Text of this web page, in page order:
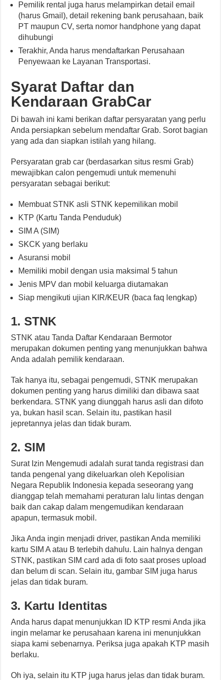
Pemilik rental juga harus melampirkan detail email
(harus Gmail), detail rekening bank perusahaan, baik
PT maupun CV, serta nomor handphone yang dapat
dihubungi
Terakhir, Anda harus mendaftarkan Perusahaan
Penyewaan ke Layanan Transportasi.
Syarat Daftar dan
Kendaraan GrabCar
Di bawah ini kami berikan daftar persyaratan yang perlu
Anda persiapkan sebelum mendaftar Grab. Sorot bagian
yang ada dan siapkan istilah yang hilang.
Persyaratan grab car (berdasarkan situs resmi Grab)
mewajibkan calon pengemudi untuk memenuhi
persyaratan sebagai berikut:
Membuat STNK asli STNK kepemilikan mobil
KTP (Kartu Tanda Penduduk)
SIM A (SIM)
SKCK yang berlaku
Asuransi mobil
Memiliki mobil dengan usia maksimal 5 tahun
Jenis MPV dan mobil keluarga diutamakan
Siap mengikuti ujian KIR/KEUR (baca faq lengkap)
1. STNK
STNK atau Tanda Daftar Kendaraan Bermotor
merupakan dokumen penting yang menunjukkan bahwa
Anda adalah pemilik kendaraan.
Tak hanya itu, sebagai pengemudi, STNK merupakan
dokumen penting yang harus dimiliki dan dibawa saat
berkendara. STNK yang diunggah harus asli dan difoto
ya, bukan hasil scan. Selain itu, pastikan hasil
jepretannya jelas dan tidak buram.
2. SIM
Surat Izin Mengemudi adalah surat tanda registrasi dan
tanda pengenal yang dikeluarkan oleh Kepolisian
Negara Republik Indonesia kepada seseorang yang
dianggap telah memahami peraturan lalu lintas dengan
baik dan cakap dalam mengemudikan kendaraan
apapun, termasuk mobil.
Jika Anda ingin menjadi driver, pastikan Anda memiliki
kartu SIM A atau B terlebih dahulu. Lain halnya dengan
STNK, pastikan SIM card ada di foto saat proses upload
dan belum di scan. Selain itu, gambar SIM juga harus
jelas dan tidak buram.
3. Kartu Identitas
Anda harus dapat menunjukkan ID KTP resmi Anda jika
ingin melamar ke perusahaan karena ini menunjukkan
siapa kami sebenarnya. Periksa juga apakah KTP masih
berlaku.
Oh iya, selain itu KTP juga harus jelas dan tidak buram.